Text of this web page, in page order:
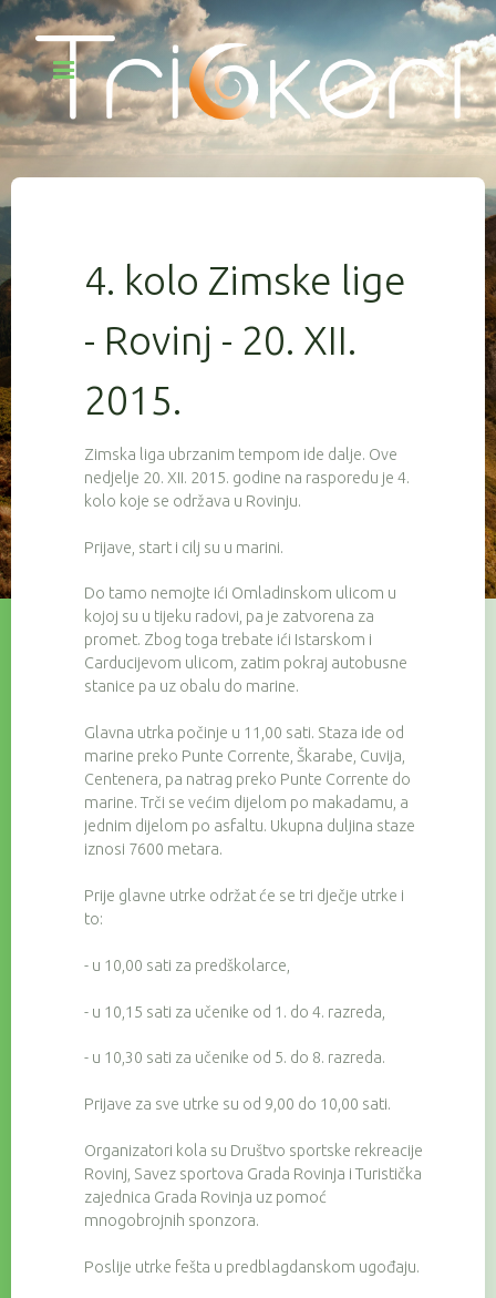
4. kolo Zimske lige
- Rovinj - 20. XII.
2015.
Zimska liga ubrzanim tempom ide dalje. Ove
nedjelje 20. XII. 2015. godine na rasporedu je 4.
kolo koje se održava u Rovinju.
Prijave, start i cilj su u marini.
Do tamo nemojte ići Omladinskom ulicom u
kojoj su u tijeku radovi, pa je zatvorena za
promet. Zbog toga trebate ići Istarskom i
Carducijevom ulicom, zatim pokraj autobusne
stanice pa uz obalu do marine.
Glavna utrka počinje u 11,00 sati. Staza ide od
marine preko Punte Corrente, Škarabe, Cuvija,
Centenera, pa natrag preko Punte Corrente do
marine. Trči se većim dijelom po makadamu, a
jednim dijelom po asfaltu. Ukupna duljina staze
iznosi 7600 metara.
Prije glavne utrke održat će se tri dječje utrke i
to:
- u 10,00 sati za predškolarce,
- u 10,15 sati za učenike od 1. do 4. razreda,
- u 10,30 sati za učenike od 5. do 8. razreda.
Prijave za sve utrke su od 9,00 do 10,00 sati.
Organizatori kola su Društvo sportske rekreacije
Rovinj, Savez sportova Grada Rovinja i Turistička
zajednica Grada Rovinja uz pomoć
mnogobrojnih sponzora.
Poslije utrke fešta u predblagdanskom ugođaju.